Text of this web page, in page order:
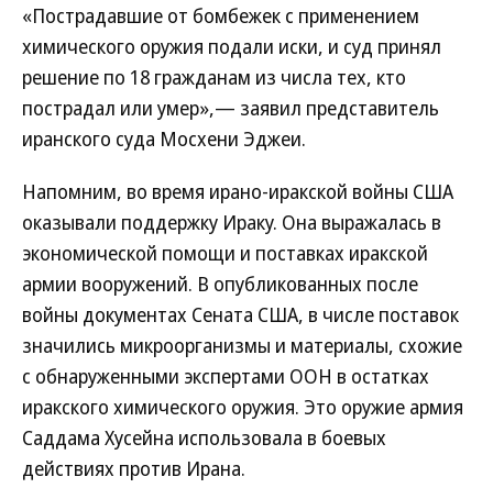
«Пострадавшие от бомбежек с применением
химического оружия подали иски, и суд принял
решение по 18 гражданам из числа тех, кто
пострадал или умер»,— заявил представитель
иранского суда Мосхени Эджеи.
Напомним, во время ирано-иракской войны США
оказывали поддержку Ираку. Она выражалась в
экономической помощи и поставках иракской
армии вооружений. В опубликованных после
войны документах Сената США, в числе поставок
значились микроорганизмы и материалы, схожие
с обнаруженными экспертами ООН в остатках
иракского химического оружия. Это оружие армия
Саддама Хусейна использовала в боевых
действиях против Ирана.